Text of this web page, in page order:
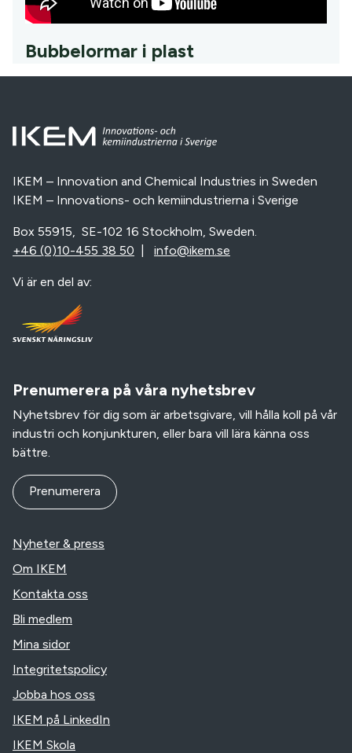
Bubbelormar i plast
IKEM – Innovation and Chemical Industries in Sweden
IKEM – Innovations- och kemiindustrierna i Sverige
Box 55915, SE-102 16 Stockholm, Sweden.
+46 (0)10-455 38 50
info@ikem.se
Vi är en del av:
Prenumerera på våra nyhetsbrev
Nyhetsbrev för dig som är arbetsgivare, vill hålla koll på vår
industri och konjunkturen, eller bara vill lära känna oss
bättre.
Prenumerera
Nyheter & press
Om IKEM
Kontakta oss
Bli medlem
Mina sidor
Integritetspolicy
Jobba hos oss
IKEM på LinkedIn
IKEM Skola